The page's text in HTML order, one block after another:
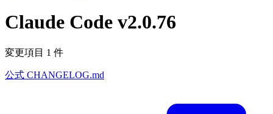
Claude Code v2.0.76
変更項目 1 件
公式 CHANGELOG.md